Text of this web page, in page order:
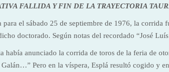
FALLIDA Y FIN DE LA TRAYECTORIA
el sábado 25 de septiembre de 1976, la corrida
doctorado. Según notas del recordado “José
había anunciado la corrida de toros de la feria de
Pero en la víspera, Esplá resultó cogido y